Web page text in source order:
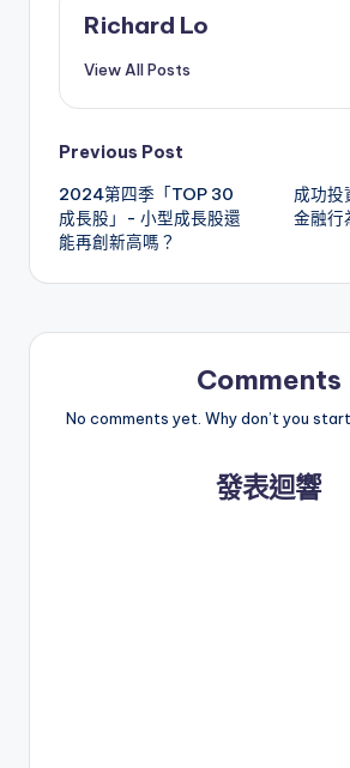
Richard Lo
View All Posts
Post
navigation
Previous Post
2024第四季「TOP 30
成長股」- 小型成長股還
能再創新高嗎？
成功投
金融行
Comments
No comments yet. Why don’t you
發表迴響